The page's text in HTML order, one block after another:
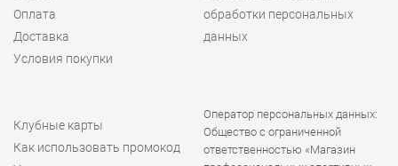
Оплата
Доставка
Условия покупки
обработки персональных
данных
Клубные карты
Как использовать промокод
Оператор персональных данных:
Общество с ограниченной
ответственностью «Магазин